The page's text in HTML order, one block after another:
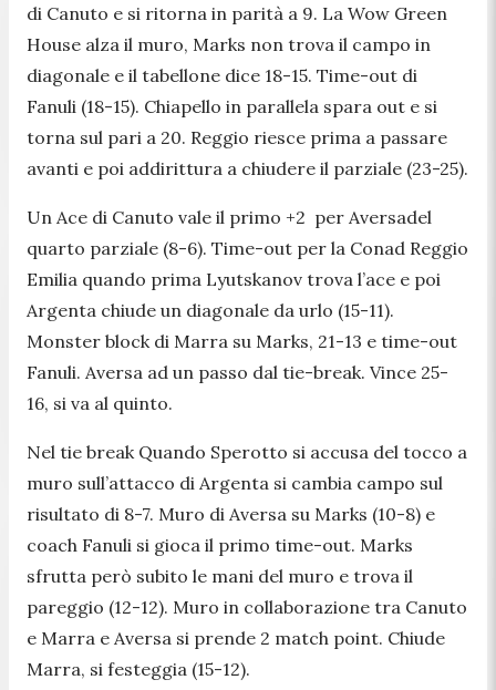
di Canuto e si ritorna in parità a 9. La Wow Green
House alza il muro, Marks non trova il campo in
diagonale e il tabellone dice 18-15. Time-out di
Fanuli (18-15). Chiapello in parallela spara out e si
torna sul pari a 20. Reggio riesce prima a passare
avanti e poi addirittura a chiudere il parziale (23-25).
Un Ace di Canuto vale il primo +2 per Aversadel
quarto parziale (8-6). Time-out per la Conad Reggio
Emilia quando prima Lyutskanov trova l’ace e poi
Argenta chiude un diagonale da urlo (15-11).
Monster block di Marra su Marks, 21-13 e time-out
Fanuli. Aversa ad un passo dal tie-break. Vince 25-
16, si va al quinto.
Nel tie break Quando Sperotto si accusa del tocco a
muro sull’attacco di Argenta si cambia campo sul
risultato di 8-7. Muro di Aversa su Marks (10-8) e
coach Fanuli si gioca il primo time-out. Marks
sfrutta però subito le mani del muro e trova il
pareggio (12-12). Muro in collaborazione tra Canuto
e Marra e Aversa si prende 2 match point. Chiude
Marra, si festeggia (15-12).